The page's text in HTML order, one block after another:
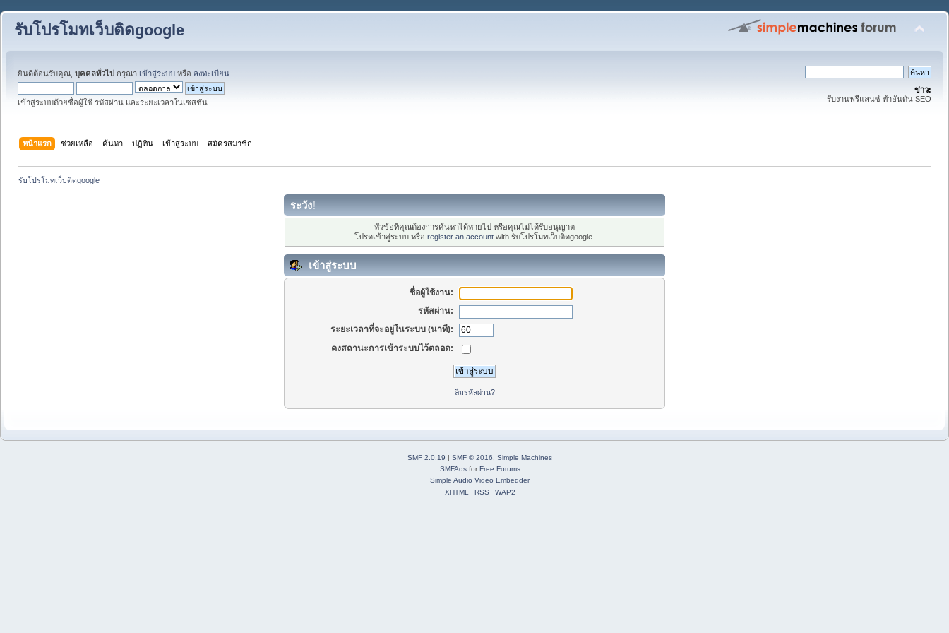
รับโปรโมทเว็บติดgoogle
ยินดีต้อนรับคุณ, บุคคลทั่วไป กรุณา เข้าสู่ระบบ หรือ ลงทะเบียน
เข้าสู่ระบบด้วยชื่อผู้ใช้ รหัสผ่าน และระยะเวลาในเซสชั่น
ข่าว:
รับงานฟรีแลนซ์ ทำอันดัน SEO
หน้าแรก ช่วยเหลือ ค้นหา ปฏิทิน เข้าสู่ระบบ สมัครสมาชิก
รับโปรโมทเว็บติดgoogle
ระวัง!
หัวข้อที่คุณต้องการค้นหาได้หายไป หรือคุณไม่ได้รับอนุญาต
โปรดเข้าสู่ระบบ หรือ register an account with รับโปรโมทเว็บติดgoogle.
เข้าสู่ระบบ
ชื่อผู้ใช้งาน:
รหัสผ่าน:
ระยะเวลาที่จะอยู่ในระบบ (นาที):
คงสถานะการเข้าระบบไว้ตลอด:
ลืมรหัสผ่าน?
SMF 2.0.19 | SMF © 2016
Simple Machines
SMFAdsforFree Forums
Simple Audio Video Embedder
XHTML
RSS WAP2